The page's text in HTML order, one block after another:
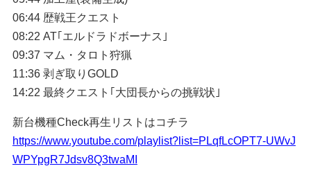
06:44 歴戦王クエスト
08:22 AT｢エルドラドボーナス｣
09:37 マム・タロト狩猟
11:36 剥ぎ取りGOLD
14:22 最終クエスト｢大団長からの挑戦状｣
新台機種Check再生リストはコチラ
https://www.youtube.com/playlist?list=PLqfLcOPT7-UWvJ
WPYpgR7Jdsv8Q3twaMI